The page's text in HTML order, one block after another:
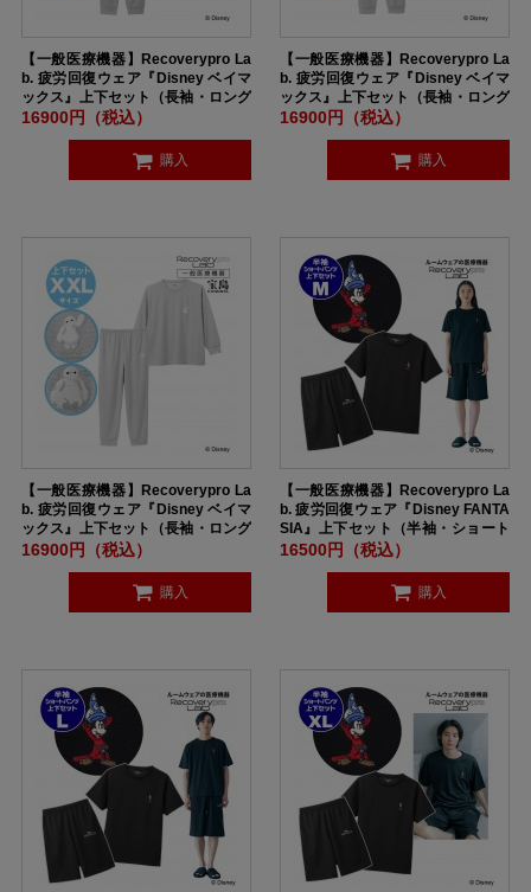
【一般医療機器】Recoverypro La
b. 疲労回復ウェア『Disney ベイマ
ックス』上下セット（長袖・ロング
パンツ）ユニセックス Lサイズ GR
16900円（税込）
購入
【一般医療機器】Recoverypro La
b. 疲労回復ウェア『Disney ベイマ
ックス』上下セット（長袖・ロング
パンツ）ユニセックス XLサイズ G
16900円（税込）
購入
【一般医療機器】Recoverypro La
b. 疲労回復ウェア『Disney ベイマ
ックス』上下セット（長袖・ロング
パンツ）ユニセックス XXLサイズ G
16900円（税込）
購入
【一般医療機器】Recoverypro La
b. 疲労回復ウェア『Disney FANTA
SIA』上下セット（半袖・ショート
パンツ）ユニセックス Mサイズ BL
16500円（税込）
購入